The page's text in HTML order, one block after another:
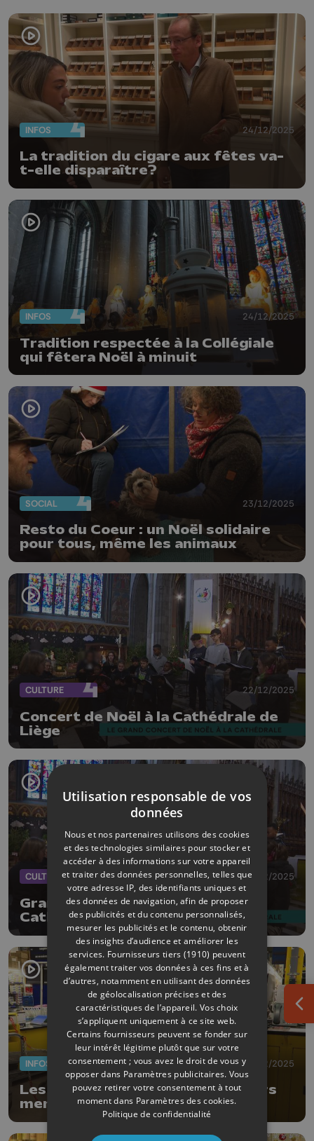
INFOS 24/12/2025
La tradition du cigare aux fêtes va-
t-elle disparaître?
INFOS 24/12/2025
Tradition respectée à la Collégiale
qui fêtera Noël à minuit
SOCIAL 23/12/2025
Resto du Coeur : un Noël solidaire
pour tous, même les animaux
CULTURE 22/12/2025
Concert de Noël à la Cathédrale de
Liège
CULTURE 22/12/2025
Grand concert de Noël à la
Cathédrale de Liège
INFOS 17/12/2025
Les restaurateurs préparent leurs
menus de fêtes
Utilisation responsable de vos
données
Nous et nos partenaires utilisons des cookies
et des technologies similaires pour stocker et
accéder à des informations sur votre appareil
et traiter des données personnelles, telles que
votre adresse IP, des identifiants uniques et
des données de navigation, afin de proposer
des publicités et du contenu personnalisés,
mesurer les publicités et le contenu, obtenir
des insights d’audience et améliorer les
services. Fournisseurs tiers (1910) peuvent
également traiter vos données à ces fins et à
d’autres, notamment en utilisant des données
de géolocalisation précises et des
caractéristiques de l’appareil. Vos choix
s’appliquent uniquement à ce site web.
Certains fournisseurs peuvent se fonder sur
leur intérêt légitime plutôt que sur votre
consentement ; vous avez le droit de vous y
opposer dans Paramètres publicitaires. Vous
pouvez retirer votre consentement à tout
moment dans Paramètres des cookies.
Politique de confidentialité